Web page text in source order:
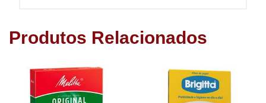
Produtos Relacionados